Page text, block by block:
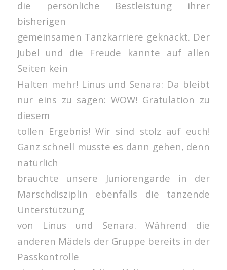
die persönliche Bestleistung ihrer
bisherigen
gemeinsamen Tanzkarriere geknackt. Der
Jubel und die Freude kannte auf allen
Seiten kein
Halten mehr! Linus und Senara: Da bleibt
nur eins zu sagen: WOW! Gratulation zu
diesem
tollen Ergebnis! Wir sind stolz auf euch!
Ganz schnell musste es dann gehen, denn
natürlich
brauchte unsere Juniorengarde in der
Marschdisziplin ebenfalls die tanzende
Unterstützung
von Linus und Senara. Während die
anderen Mädels der Gruppe bereits in der
Passkontrolle